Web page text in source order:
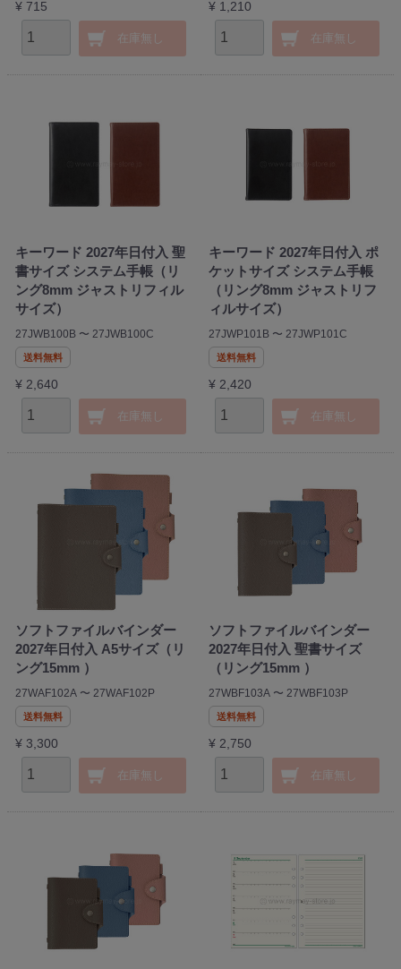
¥ 715
在庫無し
¥ 1,210
在庫無し
キーワード 2027年日付入 聖
書サイズ システム手帳（リ
ング8mm ジャストリフィル
サイズ）
27JWB100B 〜 27JWB100C
送料無料
¥ 2,640
在庫無し
キーワード 2027年日付入 ポ
ケットサイズ システム手帳
（リング8mm ジャストリフ
ィルサイズ）
27JWP101B 〜 27JWP101C
送料無料
¥ 2,420
在庫無し
ソフトファイルバインダー
2027年日付入 A5サイズ（リ
ング15mm ）
27WAF102A 〜 27WAF102P
送料無料
¥ 3,300
在庫無し
ソフトファイルバインダー
2027年日付入 聖書サイズ
（リング15mm ）
27WBF103A 〜 27WBF103P
送料無料
¥ 2,750
在庫無し